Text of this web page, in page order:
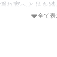
れ家へと足を
行われていた
全て